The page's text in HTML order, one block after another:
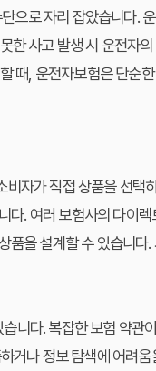
으로 자리 잡았습니다.
한 사고 발생 시 운전자
때, 운전자보험은 단순
자가 직접 상품을 선택
다. 여러 보험사의 다이
을 설계할 수 있습니다
니다. 복잡한 보험 약관
거나 정보 탐색에 어려